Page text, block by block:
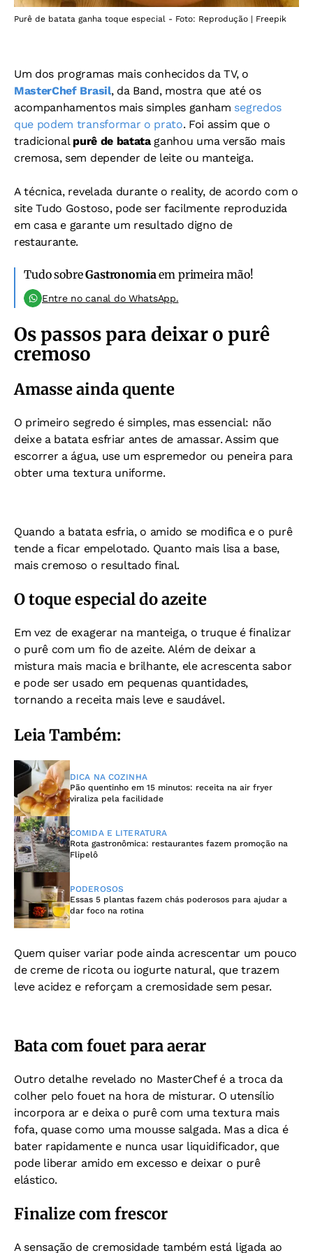
Purê de batata ganha toque especial - Foto: Reprodução | Freepik
Um dos programas mais conhecidos da TV, o
MasterChef Brasil, da Band, mostra que até os
acompanhamentos mais simples ganham segredos
que podem transformar o prato. Foi assim que o
tradicional purê de batataganhou uma versão mais
cremosa, sem depender de leite ou manteiga.
A técnica, revelada durante o reality, de acordo com o
site Tudo Gostoso, pode ser facilmente reproduzida
em casa e garante um resultado digno de
restaurante.
Tudo sobreGastronomiaem primeira mão!
Entre no canal do WhatsApp.
Os passos para deixar o purê
cremoso
Amasse ainda quente
O primeiro segredo é simples, mas essencial: não
deixe a batata esfriar antes de amassar. Assim que
escorrer a água, use um espremedor ou peneira para
obter uma textura uniforme.
Quando a batata esfria, o amido se modifica e o purê
tende a ficar empelotado. Quanto mais lisa a base,
mais cremoso o resultado final.
O toque especial do azeite
Em vez de exagerar na manteiga, o truque é finalizar
o purê com um fio de azeite. Além de deixar a
mistura mais macia e brilhante, ele acrescenta sabor
e pode ser usado em pequenas quantidades,
tornando a receita mais leve e saudável.
Leia Também:
DICA NA COZINHA
Pão quentinho em 15 minutos: receita na air fryer
viraliza pela facilidade
COMIDA E LITERATURA
Rota gastronômica: restaurantes fazem promoção na
Flipelô
PODEROSOS
Essas 5 plantas fazem chás poderosos para ajudar a
dar foco na rotina
Quem quiser variar pode ainda acrescentar um pouco
de creme de ricota ou iogurte natural, que trazem
leve acidez e reforçam a cremosidade sem pesar.
Bata com fouet para aerar
Outro detalhe revelado no MasterChef é a troca da
colher pelo fouet na hora de misturar. O utensílio
incorpora ar e deixa o purê com uma textura mais
fofa, quase como uma mousse salgada. Mas a dica é
bater rapidamente e nunca usar liquidificador, que
pode liberar amido em excesso e deixar o purê
elástico.
Finalize com frescor
A sensação de cremosidade também está ligada ao